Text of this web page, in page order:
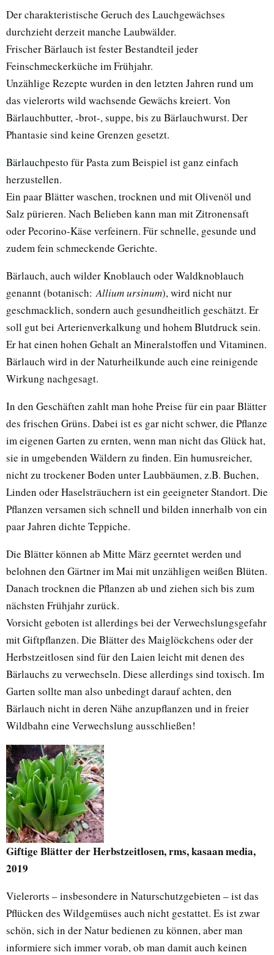
Der charakteristische Geruch des Lauchgewächses
durchzieht derzeit manche Laubwälder.
Frischer Bärlauch ist fester Bestandteil jeder
Feinschmeckerküche im Frühjahr.
Unzählige Rezepte wurden in den letzten Jahren rund um
das vielerorts wild wachsende Gewächs kreiert. Von
Bärlauchbutter, -brot-, suppe, bis zu Bärlauchwurst. Der
Phantasie sind keine Grenzen gesetzt.
Bärlauchpesto für Pasta zum Beispiel ist ganz einfach
herzustellen.
Ein paar Blätter waschen, trocknen und mit Olivenöl und
Salz pürieren. Nach Belieben kann man mit Zitronensaft
oder Pecorino-Käse verfeinern. Für schnelle, gesunde und
zudem fein schmeckende Gerichte.
Bärlauch, auch wilder Knoblauch oder Waldknoblauch
genannt (botanisch:Allium ursinum), wird nicht nur
geschmacklich, sondern auch gesundheitlich geschätzt. Er
soll gut bei Arterienverkalkung und hohem Blutdruck sein.
Er hat einen hohen Gehalt an Mineralstoffen und Vitaminen.
Bärlauch wird in der Naturheilkunde auch eine reinigende
Wirkung nachgesagt.
In den Geschäften zahlt man hohe Preise für ein paar Blätter
des frischen Grüns. Dabei ist es gar nicht schwer, die Pflanze
im eigenen Garten zu ernten, wenn man nicht das Glück hat,
sie in umgebenden Wäldern zu finden. Ein humusreicher,
nicht zu trockener Boden unter Laubbäumen, z.B. Buchen,
Linden oder Haselsträuchern ist ein geeigneter Standort. Die
Pflanzen versamen sich schnell und bilden innerhalb von ein
paar Jahren dichte Teppiche.
Die Blätter können ab Mitte März geerntet werden und
belohnen den Gärtner im Mai mit unzähligen weißen Blüten.
Danach trocknen die Pflanzen ab und ziehen sich bis zum
nächsten Frühjahr zurück.
Vorsicht geboten ist allerdings bei der Verwechslungsgefahr
mit Giftpflanzen. Die Blätter des Maiglöckchens oder der
Herbstzeitlosen sind für den Laien leicht mit denen des
Bärlauchs zu verwechseln. Diese allerdings sind toxisch. Im
Garten sollte man also unbedingt darauf achten, den
Bärlauch nicht in deren Nähe anzupflanzen und in freier
Wildbahn eine Verwechslung ausschließen!
Giftige Blätter der Herbstzeitlosen, rms, kasaan media,
2019
Vielerorts – insbesondere in Naturschutzgebieten – ist das
Pflücken des Wildgemüses auch nicht gestattet. Es ist zwar
schön, sich in der Natur bedienen zu können, aber man
informiere sich immer vorab, ob man damit auch keinen